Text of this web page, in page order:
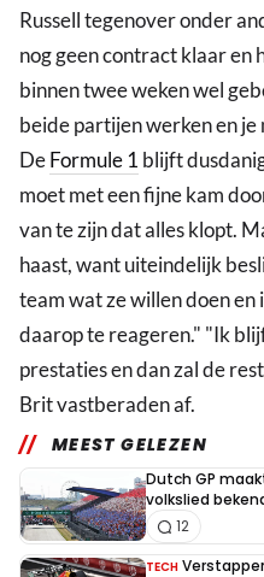
Russell tegenover onder
nog geen contract klaar en
binnen twee weken wel
beide partijen werken en
DeFormule 1 blijft
moet met een fijne kam
van te zijn dat alles klopt.
haast, want uiteindelijk
team wat ze willen doen en
daarop te reageren." "Ik
prestaties en dan zal de
Brit vastberaden af.
MEEST GELEZEN
Dutch GP
volkslied
12
TECH